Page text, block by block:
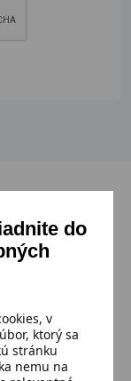
do
v
ktorý sa
stránku
nemu na